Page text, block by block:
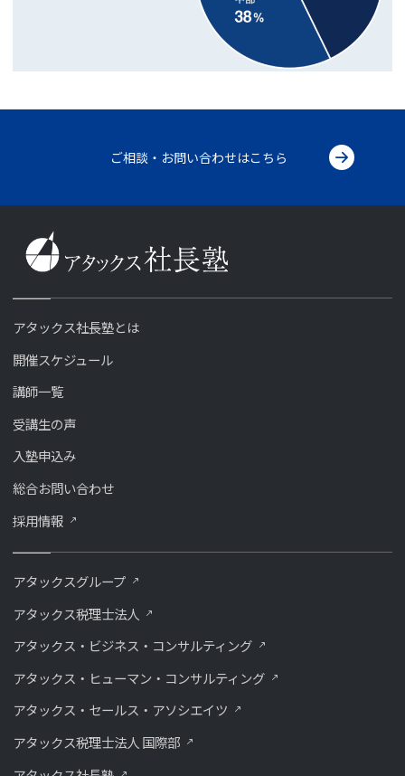
ご相談・お問い合わせはこちら
アタックス社長塾とは
開催スケジュール
講師一覧
受講生の声
入塾申込み
総合お問い合わせ
採用情報
アタックスグループ
アタックス税理士法人
アタックス・ビジネス・コンサルティング
アタックス・ヒューマン・コンサルティング
アタックス・セールス・アソシエイツ
アタックス税理士法人 国際部